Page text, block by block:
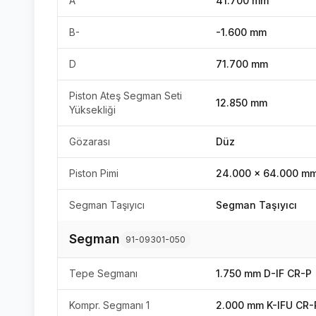
B- -1.600 mm
D 71.700 mm
Piston Ateş Segman Seti
Yüksekliği
12.850 mm
Gözarası Düz
Piston Pimi 24.000 x 64.000
Segman Taşıyıcı Segman Taşıyıcı
Segman 91-09301-050
Tepe Segmanı 1.750 mm D-IF CR-P
Kompr. Segmanı 1 2.000 mm K-IFU CR-